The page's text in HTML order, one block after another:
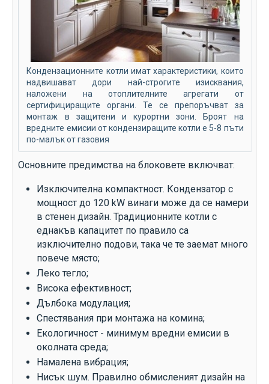
Кондензационните котли имат характеристики, които
надвишават дори най-строгите изисквания,
наложени на отоплителните агрегати от
сертифициращите органи. Те се препоръчват за
монтаж в защитени и курортни зони. Броят на
вредните емисии от кондензиращите котли е 5-8 пъти
по-малък от газовия
Основните предимства на блоковете включват:
Изключителна компактност. Кондензатор с
мощност до 120 kW винаги може да се намери
в стенен дизайн. Традиционните котли с
еднакъв капацитет по правило са
изключително подови, така че те заемат много
повече място;
Леко тегло;
Висока ефективност;
Дълбока модулация;
Спестявания при монтажа на комина;
Екологичност - минимум вредни емисии в
околната среда;
Намалена вибрация;
Нисък шум. Правилно обмисленият дизайн на